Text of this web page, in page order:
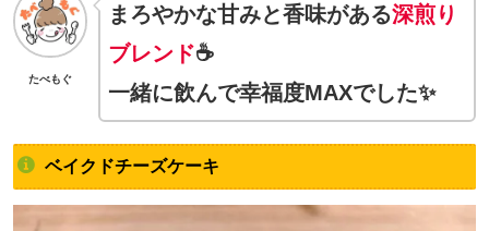
たべもぐ
まろやかな甘みと香味がある深煎り
ブレンド☕
一緒に飲んで幸福度MAXでした✨
ベイクドチーズケーキ